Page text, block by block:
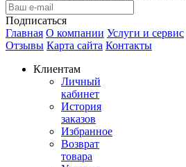
Подписаться
Главная О компании Услуги и сервис
Отзывы Карта сайта Контакты
Клиентам
Личный
кабинет
История
заказов
Избранное
Возврат
товара